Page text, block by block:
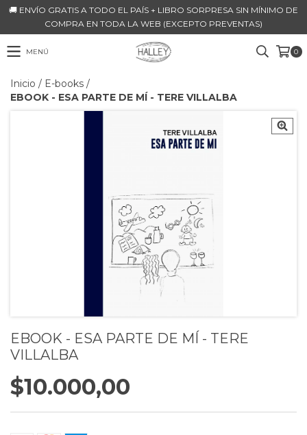
🚚 ENVÍO GRATIS A TODO EL PAÍS + LIBRO SORPRESA SIN MÍNIMO DE
COMPRA EN TODA LA WEB (EXCEPTO PREVENTAS)
MENÚ 0
Inicio / E-books /
EBOOK - ESA PARTE DE MÍ - TERE VILLALBA
EBOOK - ESA PARTE DE MÍ - TERE
VILLALBA
$10.000,00